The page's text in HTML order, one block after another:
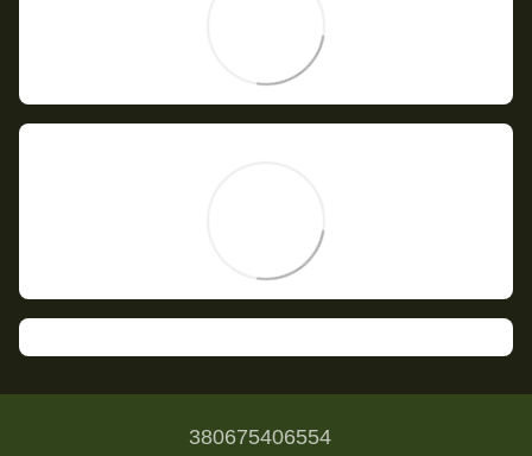
380675406554